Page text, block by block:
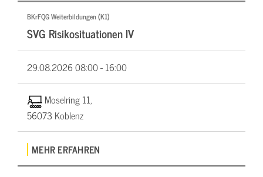
BKrFQG Weiterbildungen (K1)
SVG Risikosituationen IV
29.08.202608:00 - 16:00
Moselring 11,
56073 Koblenz
MEHR ERFAHREN